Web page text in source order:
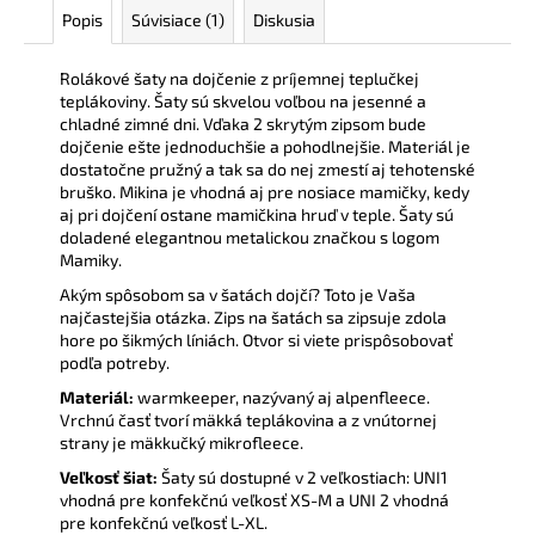
Popis Súvisiace (1) Diskusia
Rolákové šaty na dojčenie z príjemnej teplučkej
teplákoviny. Šaty sú skvelou voľbou na jesenné a
chladné zimné dni. Vďaka 2 skrytým zipsom bude
dojčenie ešte jednoduchšie a pohodlnejšie. Materiál je
dostatočne pružný a tak sa do nej zmestí aj tehotenské
bruško. Mikina je vhodná aj pre nosiace mamičky, kedy
aj pri dojčení ostane mamičkina hruď v teple. Šaty sú
doladené elegantnou metalickou značkou s logom
Mamiky.
Akým spôsobom sa v šatách dojčí? Toto je Vaša
najčastejšia otázka. Zips na šatách sa zipsuje zdola
hore po šikmých líniách. Otvor si viete prispôsobovať
podľa potreby.
Materiál: warmkeeper, nazývaný aj alpenfleece.
Vrchnú časť tvorí mäkká teplákovina a z vnútornej
strany je mäkkučký mikrofleece.
Veľkosť šiat: Šaty sú dostupné v 2 veľkostiach: UNI1
vhodná pre konfekčnú veľkosť XS-M a UNI 2 vhodná
pre konfekčnú veľkosť L-XL.